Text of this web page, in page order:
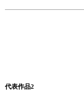
代表作品2